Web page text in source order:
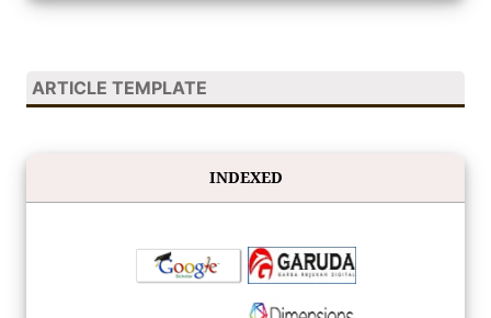
ARTICLE TEMPLATE
INDEXED